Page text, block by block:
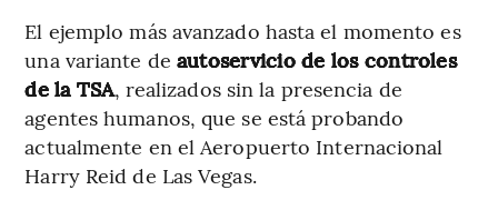
El ejemplo más avanzado hasta el momento es
una variante de autoservicio de los controles
de la TSA, realizados sin la presencia de
agentes humanos, que se está probando
actualmente en el Aeropuerto Internacional
Harry Reid de Las Vegas.